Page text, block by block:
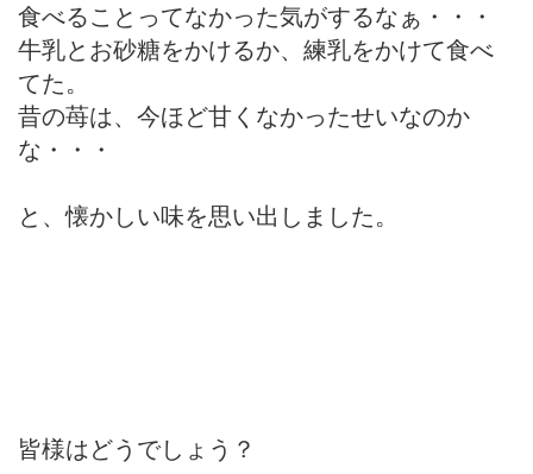
食べることってなかった気がするなぁ・・・
牛乳とお砂糖をかけるか、練乳をかけて食べ
てた。
昔の苺は、今ほど甘くなかったせいなのか
な・・・
と、懐かしい味を思い出しました。
皆様はどうでしょう？